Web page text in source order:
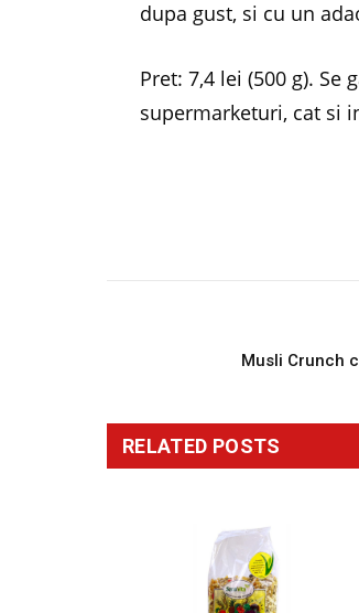
dupa gust, si cu un
Pret: 7,4 lei (500 g).
supermarketuri, cat si
Musli Crunch
RELATED POSTS